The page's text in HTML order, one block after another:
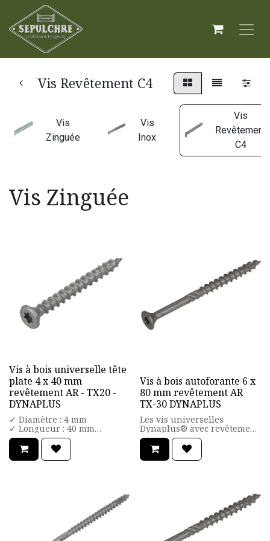
Vis Revêtement C4
Vis
Zinguée
Vis
Inox
Vis
Revêtement
C4
Vis Zinguée
Vis à bois universelle tête
plate 4 x 40 mm
revêtement AR - TX20 -
DYNAPLUS
✓ Diamètre : 4 mm
✓ Longueur : 40 mm
✓ Type de tête : Torx
✓ Taille de la tête : TX20
✓ Matière : acier trempé
✓ Surface : revêtement AR
✓ Contenu emballage : 200
✓ Type d'emballage : boîte
✓ Marque : DYNAPLUS
Vis à bois autoforante 6 x
80 mm revêtement AR
TX-30 DYNAPLUS
Les vis universelles
Dynaplus® avec revêtement
anti-corrosion sont
fabriquées en carbonacier
trempé et sont donc jusqu'à
deux (!) fois plus résistantes
cassent lors du vissage ! Le
revêtement AR gris foncé est
hautement résistant à la
corrosion et possède la
classe de corrosivité la plus